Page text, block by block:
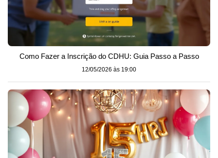
Como Fazer a Inscrição do CDHU: Guia Passo a Passo
12/05/2026 às 19:00